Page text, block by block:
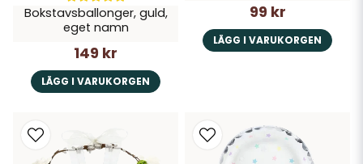
Bokstavsballonger, guld,
eget namn
149 kr
LÄGG I VARUKORGEN
99 kr
LÄGG I VARUKORGEN